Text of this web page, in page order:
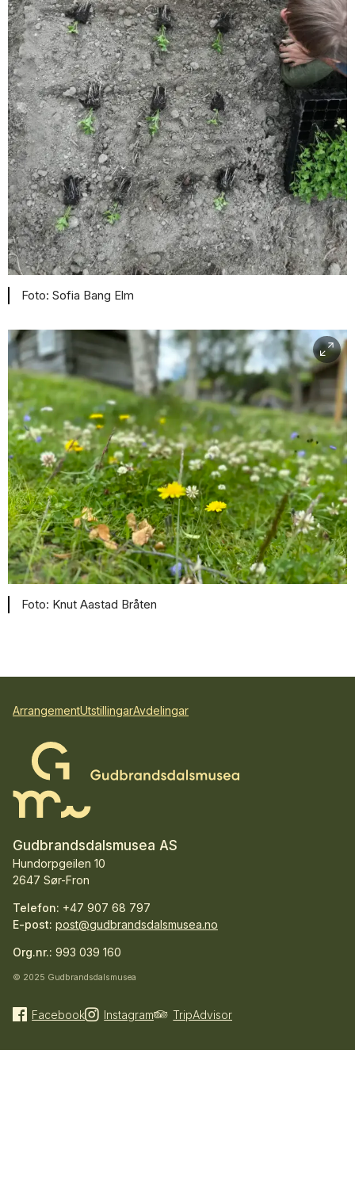
Sofia Bang Elm
Knut Aastad Bråten
ArrangementUtstillingarAvdelingar
Gudbrandsdalsmusea AS
Hundorpgeilen 10
2647 Sør-Fron
Telefon: +47 907 68 797
E-post: post@gudbrandsdalsmusea.no
Org.nr.: 993 039 160
© 2025 Gudbrandsdalsmusea
Facebook Instagram TripAdvisor